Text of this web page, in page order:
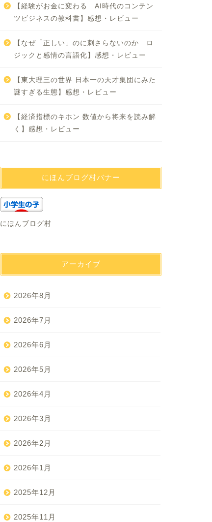
【経験がお金に変わる AI時代のコンテン
ツビジネスの教科書】感想・レビュー
【なぜ「正しい」のに刺さらないのか ロ
ジックと感情の言語化】感想・レビュー
【東大理三の世界 日本一の天才集団にみた
謎すぎる生態】感想・レビュー
【経済指標のキホン 数値から将来を読み解
く】感想・レビュー
にほんブログ村バナー
にほんブログ村
アーカイブ
2026年8月
2026年7月
2026年6月
2026年5月
2026年4月
2026年3月
2026年2月
2026年1月
2025年12月
2025年11月